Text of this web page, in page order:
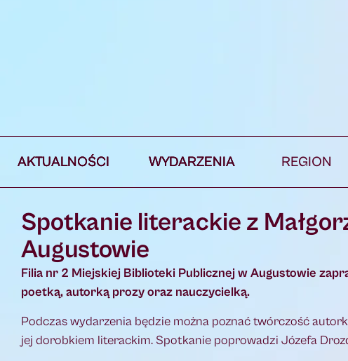
AKTUALNOŚCI WYDARZENIA REGION
Spotkanie literackie z
Augustowie
Filia nr 2 Miejskiej Biblioteki Publicznej w Augustowie
poetką, autorką prozy oraz nauczycielką.
Podczas wydarzenia będzie można poznać twórczość
jej dorobkiem literackim. Spotkanie poprowadzi Józefa